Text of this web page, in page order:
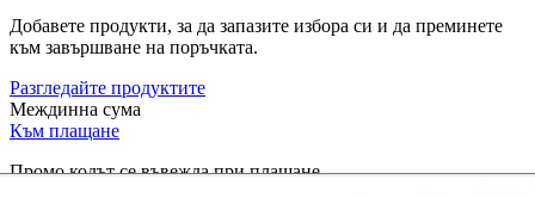
Добавете продукти, за да запазите избора си и да преминете
към завършване на поръчката.
Разгледайте продуктите
Междинна сума
Към плащане
Промо кодът се въвежда при плащане.